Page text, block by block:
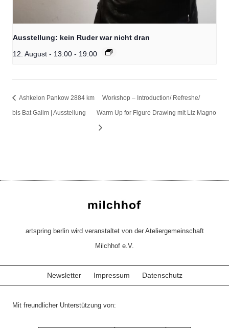
Ausstellung: kein Ruder war nicht dran
12. August - 13:00 - 19:00
Ashkelon Pankow 2884 km
bis Bat Galim | Ausstellung
Workshop – Introduction/ Refreshe/
Warm Up for Figure Drawing mit Liz Magno
artspring berlin wird veranstaltet von der Ateliergemeinschaft
Milchhof e.V.
Newsletter Impressum Datenschutz
Mit freundlicher Unterstützung von: